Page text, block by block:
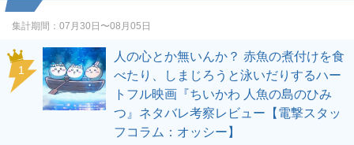
集計期間： 07月30日〜08月05日
1
人の心とか無いんか？ 赤魚の煮付けを食
べたり、しまじろうと泳いだりするハー
トフル映画『ちいかわ 人魚の島のひみ
つ』ネタバレ考察レビュー【電撃スタッ
フコラム：オッシー】